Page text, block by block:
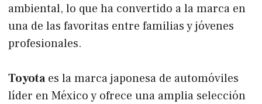
ambiental, lo que ha convertido a la marca en
una de las favoritas entre familias y jóvenes
profesionales.
Toyotaes la marca japonesa de automóviles
líder en México y ofrece una amplia selección